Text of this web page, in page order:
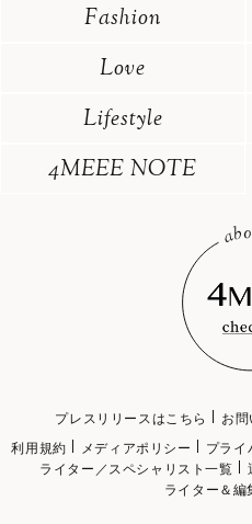
Fashion
Love
Lifestyle
4MEEE NOTE
プレスリリースはこちら お
利用規約
メディアポリシー プライ
ライター／スペシャリスト一覧
ライター＆編